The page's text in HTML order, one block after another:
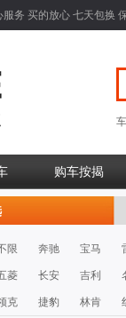
务 买的放心 七天包换
购车按揭
限 奔驰 宝马
菱 长安 吉利
克 捷豹 林肯